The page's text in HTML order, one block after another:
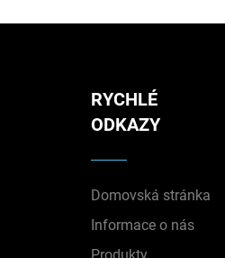
RYCHLÉ
ODKAZY
Domovská stránka
Informace o nás
Produkty